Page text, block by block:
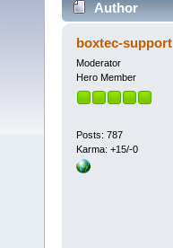
Author
boxtec-support
Moderator
Hero Member
Posts: 787
Karma: +15/-0